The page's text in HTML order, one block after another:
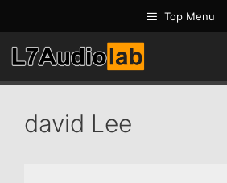
至
内
容
Top Menu
david Lee